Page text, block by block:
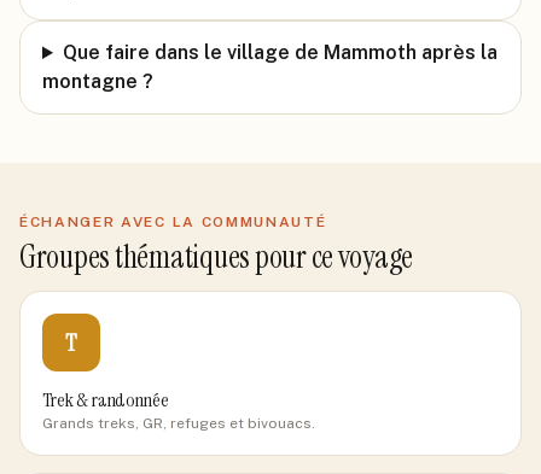
Que faire dans le village de Mammoth après la
montagne ?
ÉCHANGER AVEC LA COMMUNAUTÉ
Groupes thématiques pour ce voyage
T
Trek & randonnée
Grands treks, GR, refuges et bivouacs.